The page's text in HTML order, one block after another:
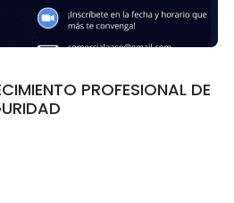
PROFESIONAL DE